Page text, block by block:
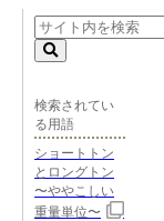
検索されてい
る用語
ショートトン
とロングトン
〜ややこしい
重量単位〜